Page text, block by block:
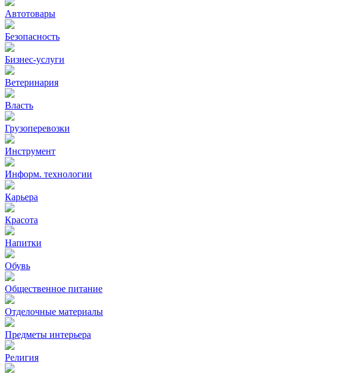
Автотовары
Безопасность
Бизнес-услуги
Ветеринария
Власть
Грузоперевозки
Инструмент
Информ. технологии
Карьера
Красота
Напитки
Обувь
Общественное питание
Отделочные материалы
Предметы интерьера
Религия